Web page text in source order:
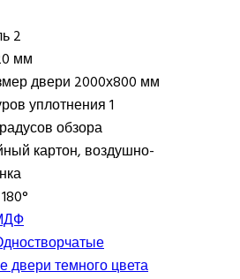
2
мм
двери 2000х800 мм
уплотнения1
обзора
картон, воздушно-
180°
двери темного цвета